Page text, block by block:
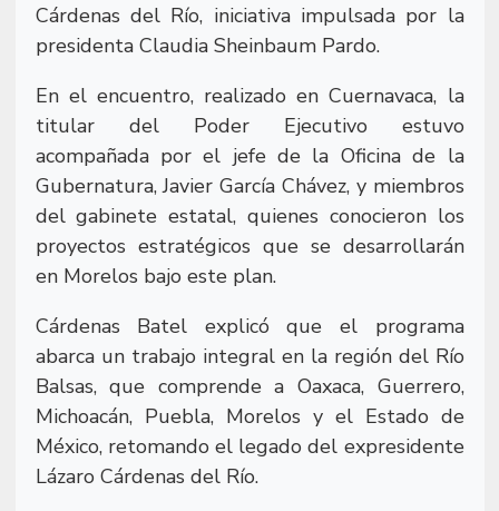
Cárdenas del Río, iniciativa impulsada por la
presidenta Claudia Sheinbaum Pardo.
En el encuentro, realizado en Cuernavaca, la
titular del Poder Ejecutivo estuvo
acompañada por el jefe de la Oficina de la
Gubernatura, Javier García Chávez, y miembros
del gabinete estatal, quienes conocieron los
proyectos estratégicos que se desarrollarán
en Morelos bajo este plan.
Cárdenas Batel explicó que el programa
abarca un trabajo integral en la región del Río
Balsas, que comprende a Oaxaca, Guerrero,
Michoacán, Puebla, Morelos y el Estado de
México, retomando el legado del expresidente
Lázaro Cárdenas del Río.